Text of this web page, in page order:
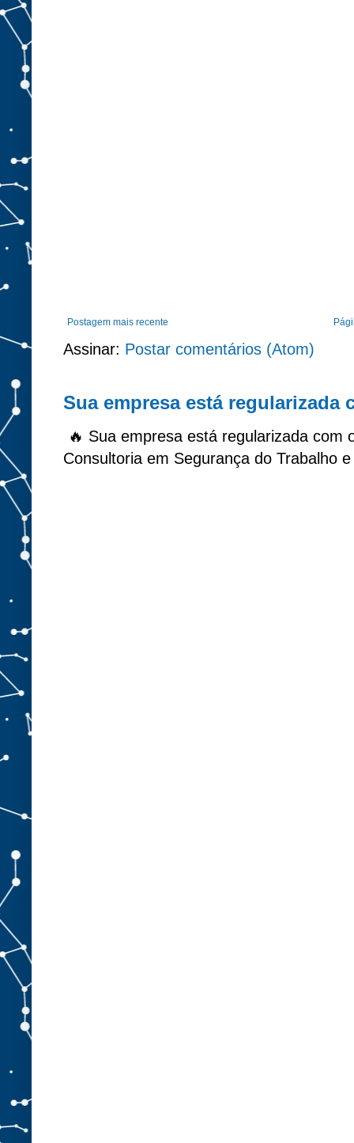
Postagem mais recente
Assinar: Postar comentários (Atom)
Sua empresa está regularizada
🔥 Sua empresa está regularizada com
Consultoria em Segurança do Trabalho